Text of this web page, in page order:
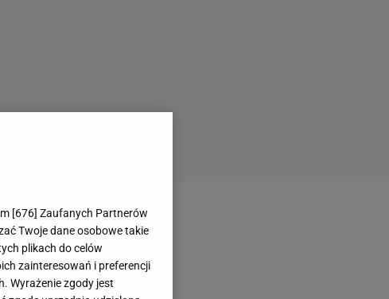
[676] Zaufanych Partnerów
Twoje dane osobowe takie
plikach do celów
zainteresowań i preferencji
Wyrażenie zgody jest